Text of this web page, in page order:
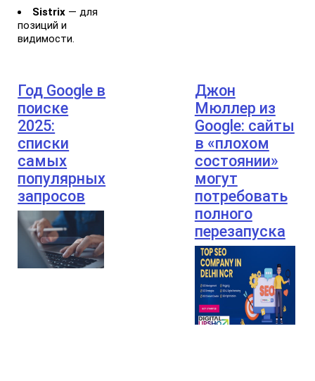
Sistrix — для
позиций и
видимости.
Год Google в
поиске
2025:
списки
самых
популярных
запросов
Джон
Мюллер из
Google: сайты
в «плохом
состоянии»
могут
потребовать
полного
перезапуска